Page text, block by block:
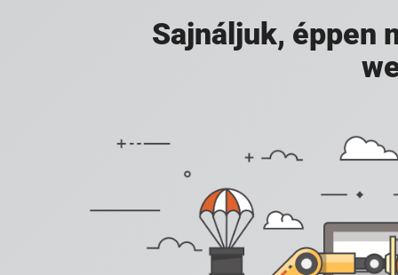
Sajnáljuk, éppen